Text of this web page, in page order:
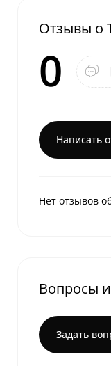
Отзывы о
0
Написать
Нет отзывов
Вопросы
Задать